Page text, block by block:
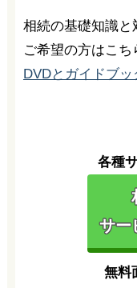
相続の基礎知識と
ご希望の方はこち
DVDとガイドブ
各種
サー
無料